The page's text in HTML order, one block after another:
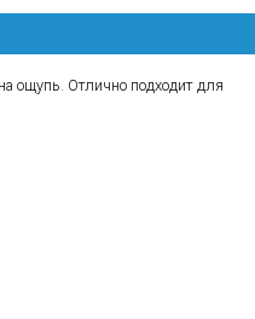
ощупь. Отлично подходит для